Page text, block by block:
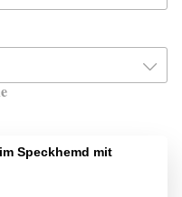
Speckhemd mit